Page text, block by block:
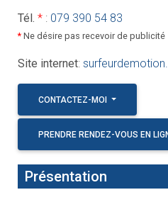
Tél. *: 079 390 54 83
*Ne désire pas recevoir de publicité
Site internet:
CONTACTEZ-MOI
PRENDRE RENDEZ-VOUS EN
Présentation